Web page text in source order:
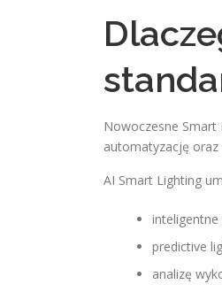
Nowoczesne
automatyzację oraz
AI Smart Lighting
inteligentne
predictive
analizę